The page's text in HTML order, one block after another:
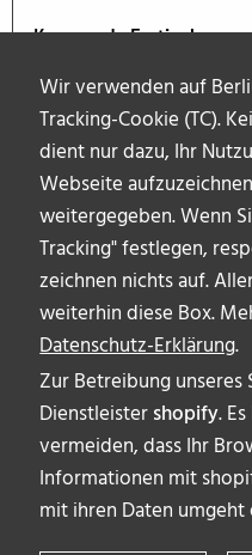
Wir verwenden auf
Tracking-Cookie (TC).
dient nur dazu, Ihr
Webseite
weitergegeben. Wenn
Tracking" festlegen,
zeichnen nichts auf.
weiterhin diese Box.
Datenschutz-Erklärung.
Zur Betreibung
Dienstleistershopify.
vermeiden, dass Ihr
Informationen mit
mit ihren Daten
Kommende Festivals
ÜBER UNS
AUTOR_INNEN